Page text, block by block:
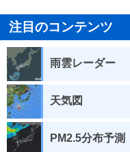
注目のコンテンツ
雨雲レーダー
天気図
PM2.5分布予測